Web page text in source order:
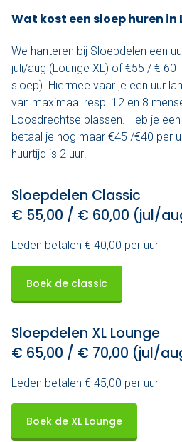
Wat kost een sloep huren in
We hanteren bij Sloepdelen een
juli/aug (Lounge XL) of €55 / € 60
sloep). Hiermee vaar je een uur
van maximaal resp. 12 en 8
Loosdrechtse plassen. Heb je
betaal je nog maar €45 /€40 per
huurtijd is 2 uur!
Sloepdelen Classic
€ 55,00 / € 60,00 (jul/
Leden betalen € 40,00 per uur
Boek de classic
Sloepdelen XL Lounge
€ 65,00 / € 70,00 (jul/
Leden betalen € 45,00 per uur
Boek de XL Lounge